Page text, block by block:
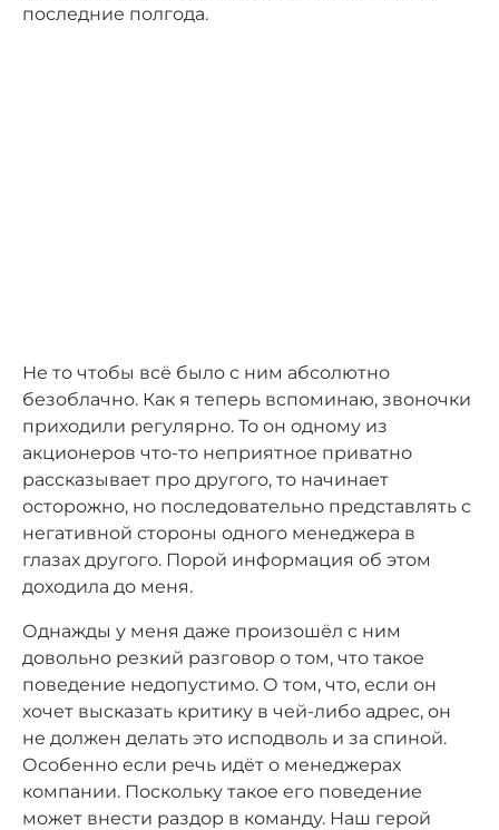
последние полгода.
Не то чтобы всё было с ним абсолютно
безоблачно. Как я теперь вспоминаю, звоночки
приходили регулярно. То он одному из
акционеров что-то неприятное приватно
рассказывает про другого, то начинает
осторожно, но последовательно представлять с
негативной стороны одного менеджера в
глазах другого. Порой информация об этом
доходила до меня.
Однажды у меня даже произошёл с ним
довольно резкий разговор о том, что такое
поведение недопустимо. О том, что, если он
хочет высказать критику в чей-либо адрес, он
не должен делать это исподволь и за спиной.
Особенно если речь идёт о менеджерах
компании. Поскольку такое его поведение
может внести раздор в команду. Наш герой